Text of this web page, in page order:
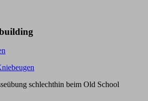
schlechthin beim Old School